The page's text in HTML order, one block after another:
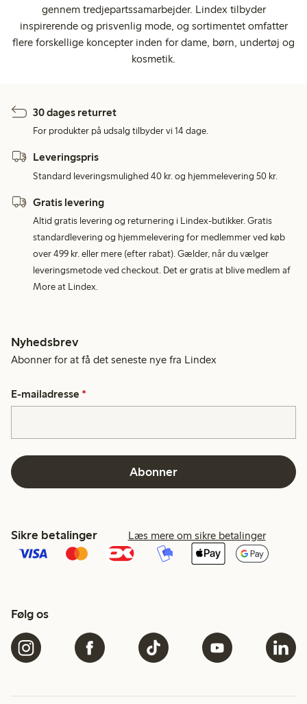
gennem tredjepartssamarbejder. Lindex tilbyder
inspirerende og prisvenlig mode, og sortimentet omfatter
flere forskellige koncepter inden for dame, børn, undertøj og
kosmetik.
30 dages returret
For produkter på udsalg tilbyder vi 14 dage.
Leveringspris
Standard leveringsmulighed 40 kr. og hjemmelevering 50 kr.
Gratis levering
Altid gratis levering og returnering i Lindex-butikker. Gratis
standardlevering og hjemmelevering for medlemmer ved køb
over 499 kr. eller mere (efter rabat). Gælder, når du vælger
leveringsmetode ved checkout. Det er gratis at blive medlem af
More at Lindex.
Nyhedsbrev
Abonner for at få det seneste nye fra Lindex
E-mailadresse *
Abonner
Sikre betalinger Læs mere om sikre betalinger
Følg os